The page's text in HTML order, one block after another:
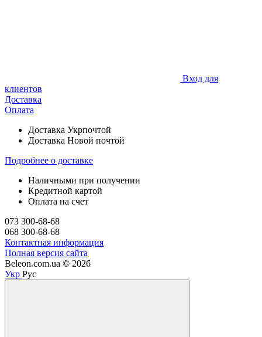
Вход для
клиентов
Доставка
Оплата
Доставка Укрпочтой
Доставка Новой почтой
Подробнее о доставке
Наличными при получении
Кредитной картой
Оплата на счет
073 300-68-68
068 300-68-68
Контактная информация
Полная версия сайта
Beleon.com.ua © 2026
Укр Рус